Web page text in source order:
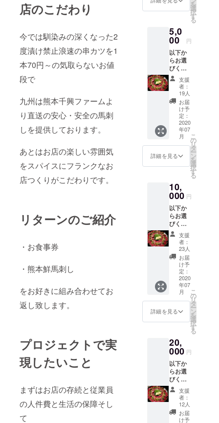
店のこだわり
今では馴染みの深くなった2
度漬け禁止浪速の串カツを1
本70円～の気取らないお値
段で
九州は熊本千興ファームよ
り直送の安心・安全の馬刺
しを提供しております。
あとはお店の楽しい雰囲気
をスパイスにフランクなお
店つくりがこだわりです。
リターンのご紹介
・お食事券
・熊本鮮馬刺し
をお好きに組み合わせてお
返し致します。
プロジェクトで実
現したいこと
まずはお店の存続と従業員
の人件費と生活の保障そし
て
て】 ・
居酒屋
ん店内
でご利
用いた
だけま
す ・お
釣りは
でませ
ん ・お
食事券
の払い
戻し、
換金は
できま
せん ・
郵送に
てお送
りいた
2020年
12月31
日（コ
ロナの
収束時
期で延
長の場
合はＳ
ＮＳに
てお知
らせし
ます）
https://
www.fa
cebook.
com/17
8oizumi
を
選
択
す
る
5,0
00 円
以下か
らお選
びくだ
さい ①
お食事
券１０
００円×
５枚
熊本鮮
馬刺し
赤身１
００
ｇ、霜
降り５
コウネ
５０ｇ
（カッ
ト済）
※冷凍
便 甘
醤油付
食事券
につい
て】 ・
居酒屋
いなや
ん店内
でご利
用いた
だけま
ん ・お
食事券
の払い
戻し、
換金は
できま
せん ・
郵送に
てお送
りいた
します
支援
者：
19人
お届
け予
定：
2020
年07
月
詳細を見る
こ
の
リ
タ
ー
ン
を
選
択
す
る
10,
000 円
以下か
らお選
びくだ
さい ①
お食事
券１０
００円×
１０枚
or
②お食
事券５
０００
円＋熊
本鮮馬
刺し赤
０ｇ霜
降り５
０ｇ
（カッ
ト済）
冷凍
便 甘
醤油付
or
支援
者：
23人
お届
け予
定：
2020
年07
月
詳細を見る
こ
の
リ
タ
ー
ン
を
選
択
す
る
20,
000 円
以下か
らお選
びくだ
さい ①
お食事
券１０
００円×
２０枚
支援
者：
12人
お届
け予